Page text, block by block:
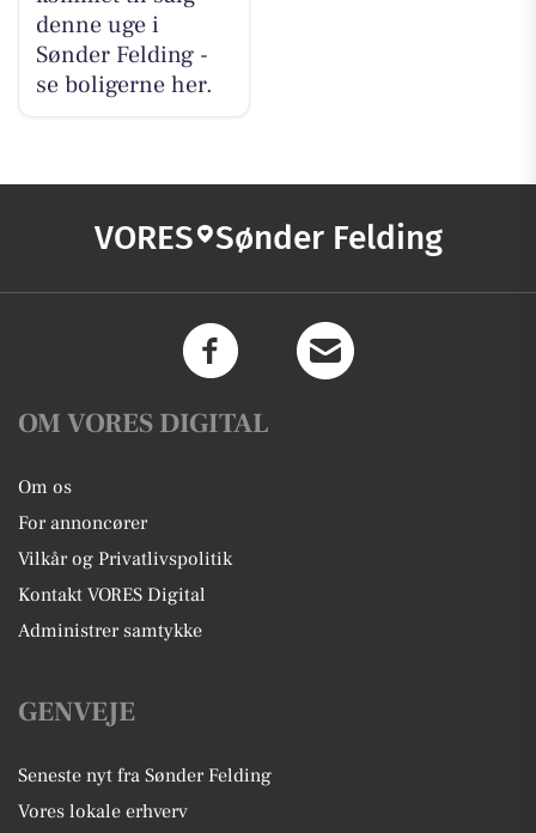
denne uge i
Sønder Felding -
se boligerne her.
VORES Sønder Felding
OM VORES DIGITAL
Om os
For annoncører
Vilkår og Privatlivspolitik
Kontakt VORES Digital
Administrer samtykke
GENVEJE
Seneste nyt fra Sønder Felding
Vores lokale erhverv